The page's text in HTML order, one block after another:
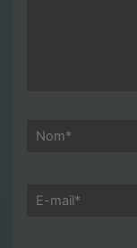
Nom*
E-